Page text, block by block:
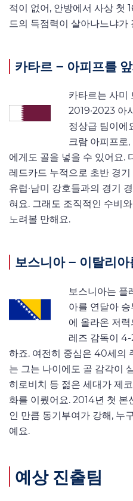
적이 없어, 안방에서 사상 첫
드의 득점력이 살아나느냐가
카타르 – 아피프를
카타르는 사미
2019·2023 아
정상급 팀이에
크람 아피프로
에게도 골을 넣을 수 있어요.
레드카드 누적으로 초반 경
유럽·남미 강호들과의 경기
혀요. 그래도 조직적인 수비
노려볼 만해요.
보스니아 – 이탈리
보스니아는 플
아를 연달아
에 올라온 저
레즈 감독이
하죠. 여전히 중심은 40세의
는 그는 나이에도 골 감각이
히로비치 등 젊은 세대가 제
화를 이뤘어요. 2014년 첫 본
인 만큼 동기부여가 강해, 누
예요.
예상 진출팀